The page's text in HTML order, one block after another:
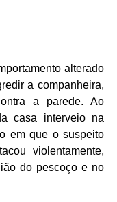
alterado
a companheira,
a parede. Ao
casa interveio na
em que o suspeito
violentamente,
do pescoço e no